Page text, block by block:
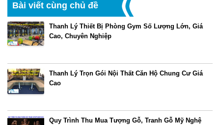
Bài viết cùng chủ đề
Thanh Lý Thiết Bị Phòng Gym Số Lượng Lớn, Giá
Cao, Chuyên Nghiệp
Thanh Lý Trọn Gói Nội Thất Căn Hộ Chung Cư Giá
Cao
Quy Trình Thu Mua Tượng Gỗ, Tranh Gỗ Mỹ Nghệ